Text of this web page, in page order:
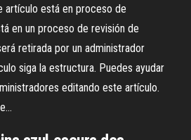
artículo está en proceso de
en un proceso de revisión de
retirada por un administrador
siga la estructura. Puedes ayudar
editando este artículo.